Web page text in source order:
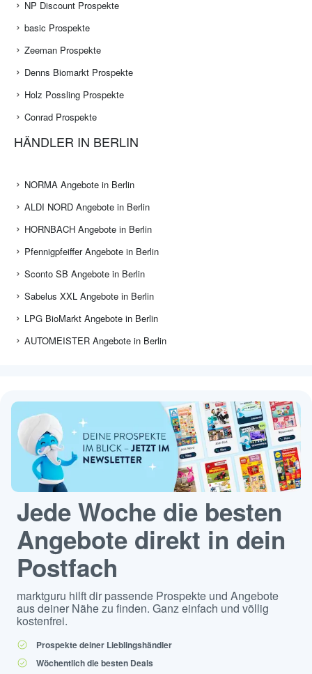
NP Discount Prospekte
basic Prospekte
Zeeman Prospekte
Denns Biomarkt Prospekte
Holz Possling Prospekte
Conrad Prospekte
HÄNDLER IN BERLIN
NORMA Angebote in Berlin
ALDI NORD Angebote in Berlin
HORNBACH Angebote in Berlin
Pfennigpfeiffer Angebote in Berlin
Sconto SB Angebote in Berlin
Sabelus XXL Angebote in Berlin
LPG BioMarkt Angebote in Berlin
AUTOMEISTER Angebote in Berlin
Jede Woche die besten
Angebote direkt in dein
Postfach
marktguru hilft dir passende Prospekte und Angebote
aus deiner Nähe zu finden. Ganz einfach und völlig
kostenfrei.
Prospekte deiner Lieblingshändler
Wöchentlich die besten Deals